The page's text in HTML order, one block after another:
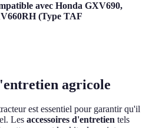
avec Honda GXV690,
(Type TAF
agricole
est essentiel pour garantir qu'il
Les accessoires d'entretien tels